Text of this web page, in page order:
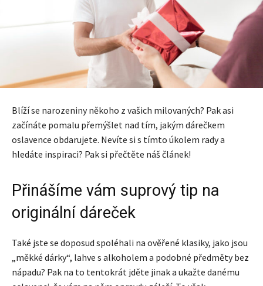
Blíží se narozeniny někoho z vašich milovaných? Pak asi
začínáte pomalu přemýšlet nad tím, jakým dárečkem
oslavence obdarujete. Nevíte si s tímto úkolem rady a
hledáte inspiraci? Pak si přečtěte náš článek!
Přinášíme vám suprový tip na
originální dáreček
Také jste se doposud spoléhali na ověřené klasiky, jako jsou
„měkké dárky“, lahve s alkoholem a podobné předměty bez
nápadu? Pak na to tentokrát jděte jinak a ukažte danému